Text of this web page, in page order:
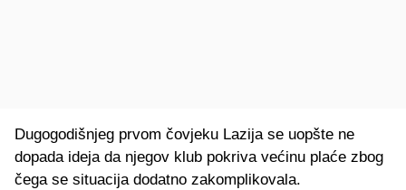
Dugogodišnjeg prvom čovjeku Lazija se uopšte ne
dopada ideja da njegov klub pokriva većinu plaće zbog
čega se situacija dodatno zakomplikovala.